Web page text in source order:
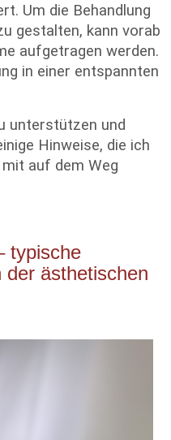
Um die Behandlung
gestalten, kann vorab
aufgetragen werden.
in einer entspannten
unterstützen und
Hinweise, die ich
auf dem Weg
typische
der ästhetischen